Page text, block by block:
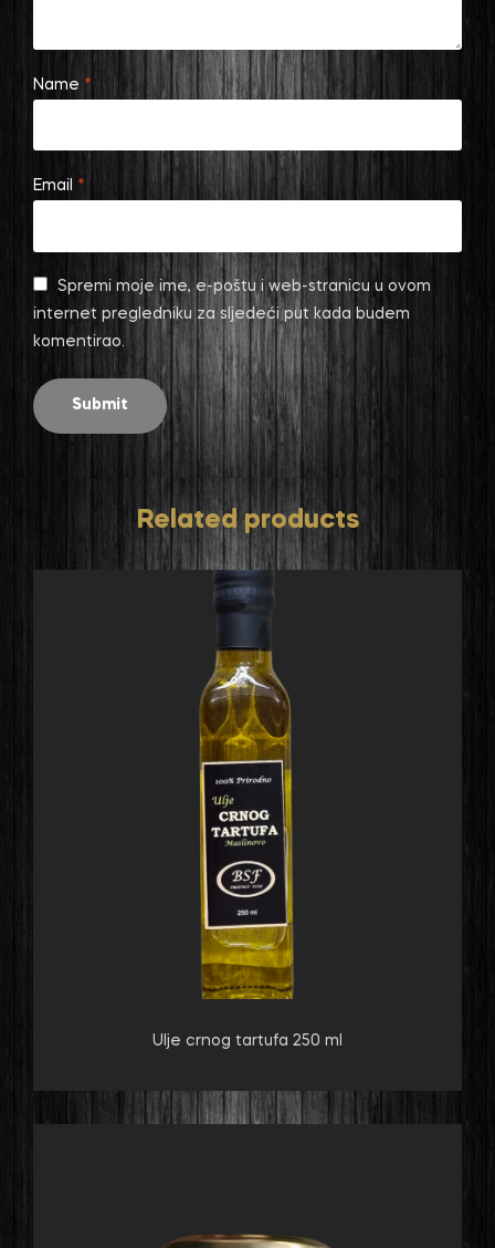
Name *
Email *
Spremi moje ime, e-poštu i web-stranicu u ovom
internet pregledniku za sljedeći put kada budem
komentirao.
Related products
Ulje crnog tartufa 250 ml